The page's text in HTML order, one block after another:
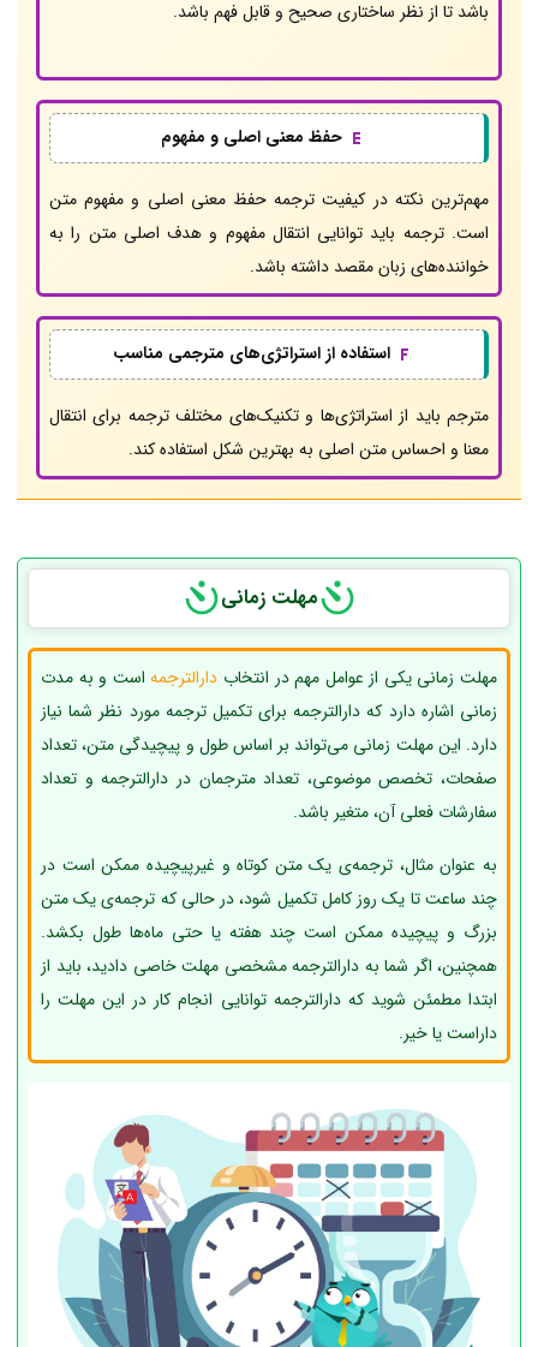
باشد تا از نظر ساختاری صحیح و قابل فهم باشد.
حفظ معنی اصلی و مفهوم
مهم‌ترین نکته در کیفیت ترجمه حفظ معنی اصلی و مفهوم متن
است. ترجمه باید توانایی انتقال مفهوم و هدف اصلی متن را به
خواننده‌های زبان مقصد داشته باشد.
استفاده از استراتژی‌های مترجمی مناسب
مترجم باید از استراتژی‌ها و تکنیک‌های مختلف ترجمه برای انتقال
معنا و احساس متن اصلی به بهترین شکل استفاده کند.
مهلت زمانی
مهلت زمانی یکی از عوامل مهم در انتخاب دارالترجمهاست و به مدت
زمانی اشاره دارد که دارالترجمه برای تکمیل ترجمه مورد نظر شما نیاز
دارد. این مهلت زمانی می‌تواند بر اساس طول و پیچیدگی متن، تعداد
صفحات، تخصص موضوعی، تعداد مترجمان در دارالترجمه و تعداد
سفارشات فعلی آن، متغیر باشد.
به عنوان مثال، ترجمه‌ی یک متن کوتاه و غیرپیچیده ممکن است در
چند ساعت تا یک روز کامل تکمیل شود، در حالی که ترجمه‌ی یک متن
بزرگ و پیچیده ممکن است چند هفته یا حتی ماه‌ها طول بکشد.
همچنین، اگر شما به دارالترجمه مشخصی مهلت خاصی دادید، باید از
ابتدا مطمئن شوید که دارالترجمه توانایی انجام کار در این مهلت را
داراست یا خیر.